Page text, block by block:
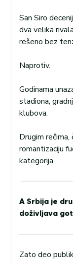
San Siro
dva velika
rešeno bez
Naprotiv.
Godinama
stadiona,
klubova.
Drugim
romantizaciju
kategorija.
A Srbija je
doživljava
Zato deo